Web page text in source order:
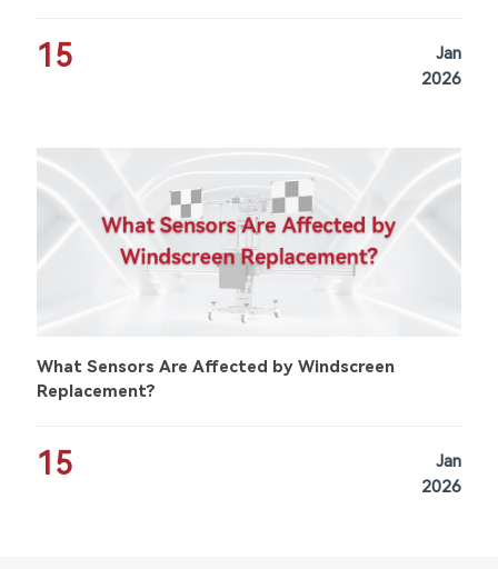
15
Jan
2026
What Sensors Are Affected by Windscreen
Replacement?
15
Jan
2026